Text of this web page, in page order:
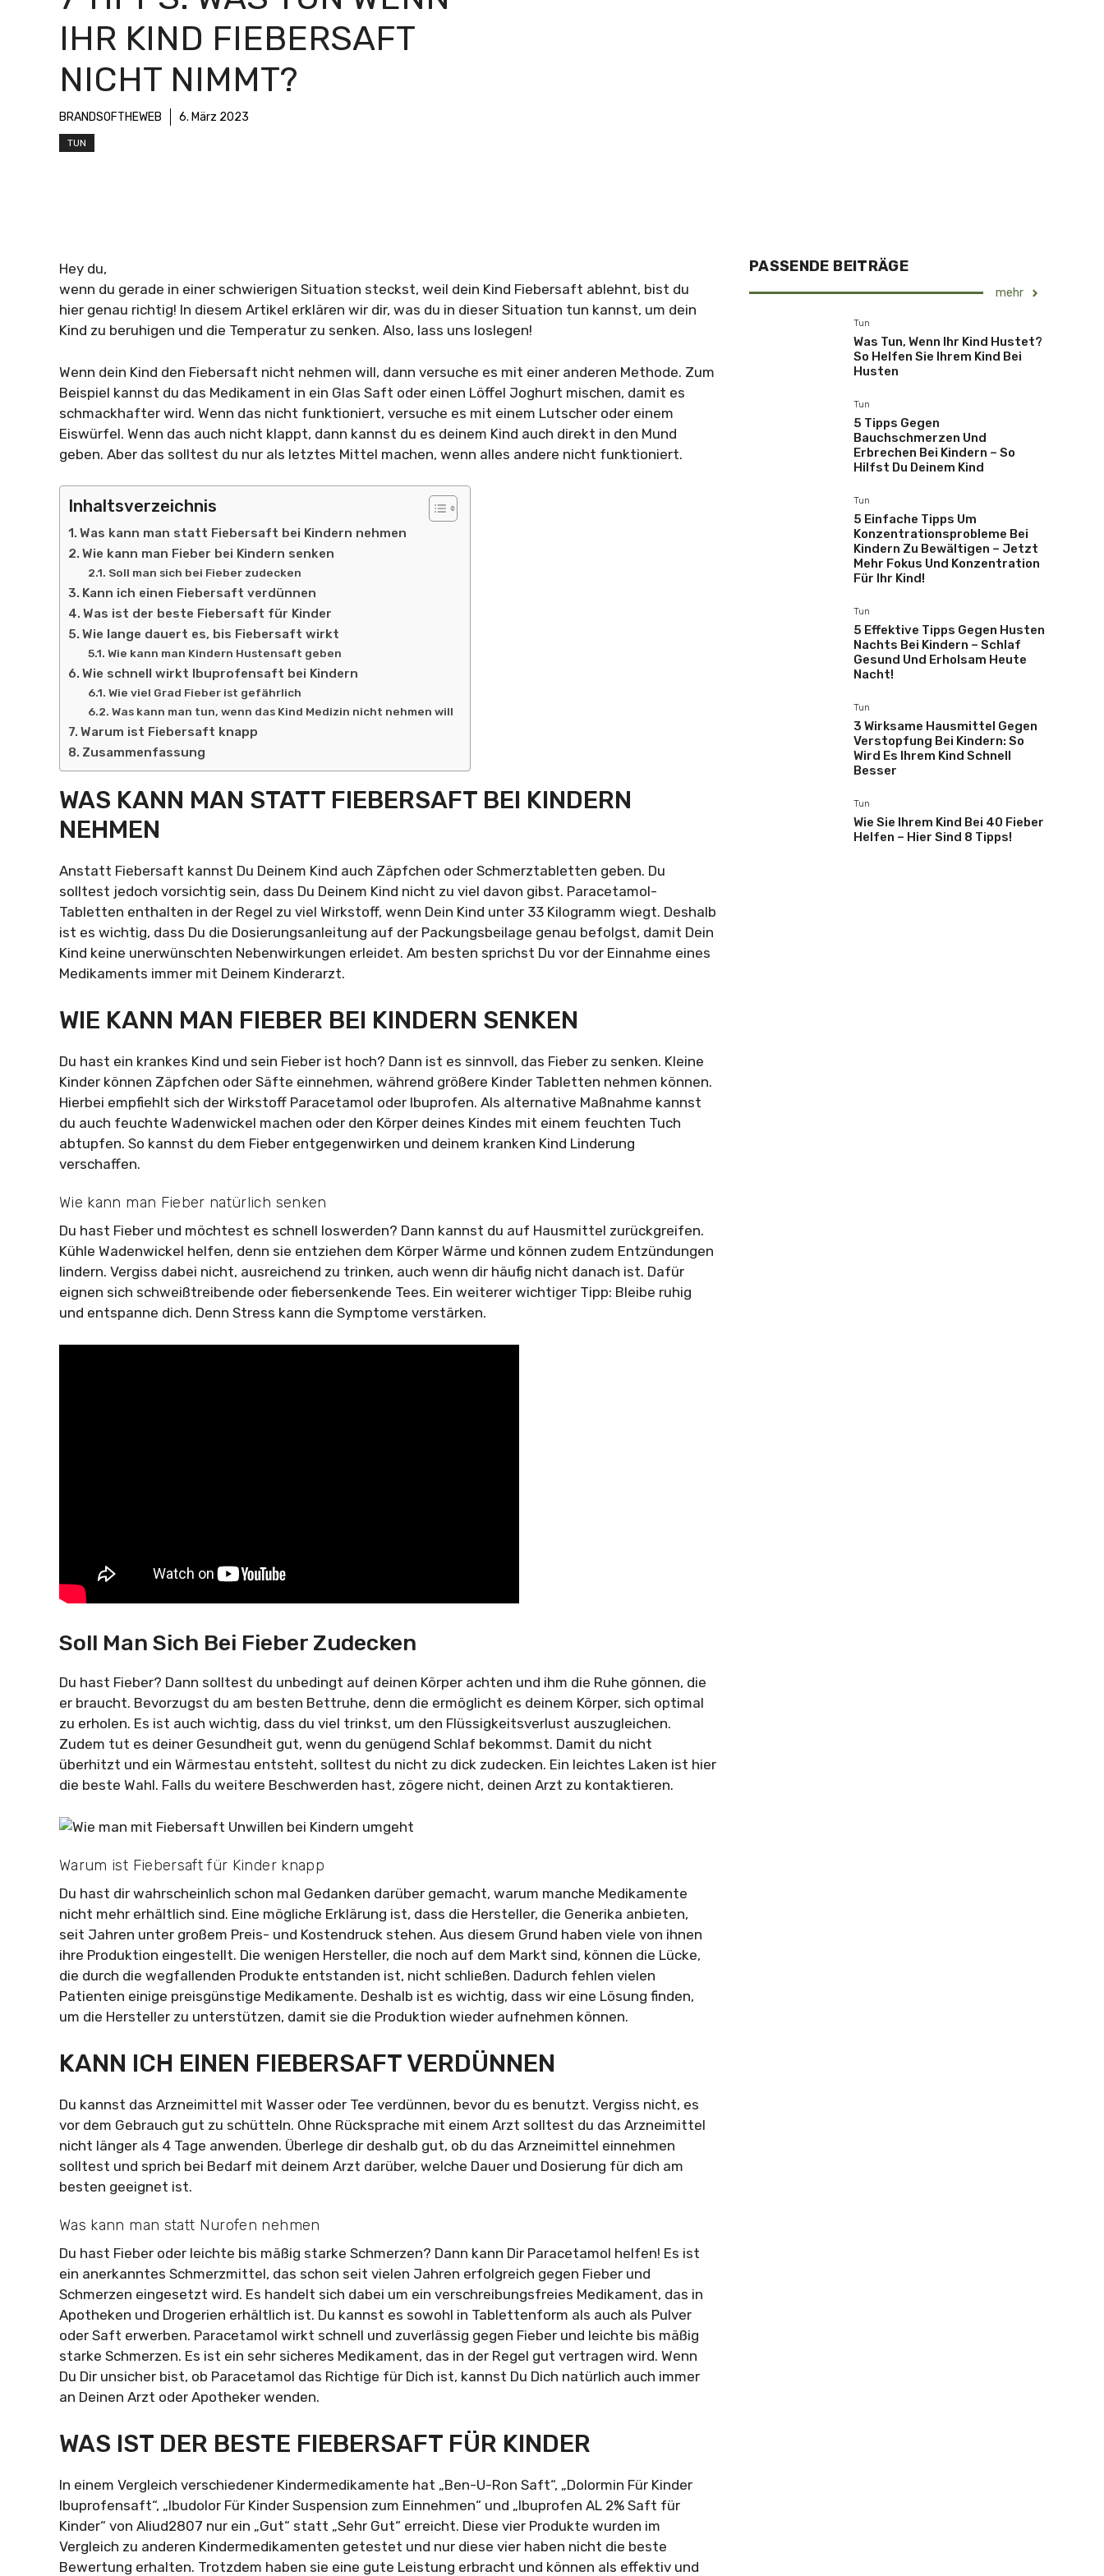
IHR KIND FIEBERSAFT
NICHT NIMMT?
BRANDSOFTHEWEB 6. März 2023
TUN
Hey du,
wenn du gerade in einer schwierigen Situation steckst, weil dein Kind Fiebersaft ablehnt, bist du
hier genau richtig! In diesem Artikel erklären wir dir, was du in dieser Situation tun kannst, um dein
Kind zu beruhigen und die Temperatur zu senken. Also, lass uns loslegen!
Wenn dein Kind den Fiebersaft nicht nehmen will, dann versuche es mit einer anderen Methode. Zum
Beispiel kannst du das Medikament in ein Glas Saft oder einen Löffel Joghurt mischen, damit es
schmackhafter wird. Wenn das nicht funktioniert, versuche es mit einem Lutscher oder einem
Eiswürfel. Wenn das auch nicht klappt, dann kannst du es deinem Kind auch direkt in den Mund
geben. Aber das solltest du nur als letztes Mittel machen, wenn alles andere nicht funktioniert.
Inhaltsverzeichnis
Was kann man statt Fiebersaft bei Kindern nehmen
Wie kann man Fieber bei Kindern senken
Soll man sich bei Fieber zudecken
Kann ich einen Fiebersaft verdünnen
Was ist der beste Fiebersaft für Kinder
Wie lange dauert es, bis Fiebersaft wirkt
Wie kann man Kindern Hustensaft geben
Wie schnell wirkt Ibuprofensaft bei Kindern
Wie viel Grad Fieber ist gefährlich
Was kann man tun, wenn das Kind Medizin nicht nehmen will
Warum ist Fiebersaft knapp
Zusammenfassung
WAS KANN MAN STATT FIEBERSAFT BEI KINDERN
NEHMEN
Anstatt Fiebersaft kannst Du Deinem Kind auch Zäpfchen oder Schmerztabletten geben. Du
solltest jedoch vorsichtig sein, dass Du Deinem Kind nicht zu viel davon gibst. Paracetamol-
Tabletten enthalten in der Regel zu viel Wirkstoff, wenn Dein Kind unter 33 Kilogramm wiegt. Deshalb
ist es wichtig, dass Du die Dosierungsanleitung auf der Packungsbeilage genau befolgst, damit Dein
Kind keine unerwünschten Nebenwirkungen erleidet. Am besten sprichst Du vor der Einnahme eines
Medikaments immer mit Deinem Kinderarzt.
WIE KANN MAN FIEBER BEI KINDERN SENKEN
Du hast ein krankes Kind und sein Fieber ist hoch? Dann ist es sinnvoll, das Fieber zu senken. Kleine
Kinder können Zäpfchen oder Säfte einnehmen, während größere Kinder Tabletten nehmen können.
Hierbei empfiehlt sich der Wirkstoff Paracetamol oder Ibuprofen. Als alternative Maßnahme kannst
du auch feuchte Wadenwickel machen oder den Körper deines Kindes mit einem feuchten Tuch
abtupfen. So kannst du dem Fieber entgegenwirken und deinem kranken Kind Linderung
verschaffen.
Wie kann man Fieber natürlich senken
Du hast Fieber und möchtest es schnell loswerden? Dann kannst du auf Hausmittel zurückgreifen.
Kühle Wadenwickel helfen, denn sie entziehen dem Körper Wärme und können zudem Entzündungen
lindern. Vergiss dabei nicht, ausreichend zu trinken, auch wenn dir häufig nicht danach ist. Dafür
eignen sich schweißtreibende oder fiebersenkende Tees. Ein weiterer wichtiger Tipp: Bleibe ruhig
und entspanne dich. Denn Stress kann die Symptome verstärken.
Soll Man Sich Bei Fieber Zudecken
Du hast Fieber? Dann solltest du unbedingt auf deinen Körper achten und ihm die Ruhe gönnen, die
er braucht. Bevorzugst du am besten Bettruhe, denn die ermöglicht es deinem Körper, sich optimal
zu erholen. Es ist auch wichtig, dass du viel trinkst, um den Flüssigkeitsverlust auszugleichen.
Zudem tut es deiner Gesundheit gut, wenn du genügend Schlaf bekommst. Damit du nicht
überhitzt und ein Wärmestau entsteht, solltest du nicht zu dick zudecken. Ein leichtes Laken ist hier
die beste Wahl. Falls du weitere Beschwerden hast, zögere nicht, deinen Arzt zu kontaktieren.
Warum ist Fiebersaft für Kinder knapp
Du hast dir wahrscheinlich schon mal Gedanken darüber gemacht, warum manche Medikamente
nicht mehr erhältlich sind. Eine mögliche Erklärung ist, dass die Hersteller, die Generika anbieten,
seit Jahren unter großem Preis- und Kostendruck stehen. Aus diesem Grund haben viele von ihnen
ihre Produktion eingestellt. Die wenigen Hersteller, die noch auf dem Markt sind, können die Lücke,
die durch die wegfallenden Produkte entstanden ist, nicht schließen. Dadurch fehlen vielen
Patienten einige preisgünstige Medikamente. Deshalb ist es wichtig, dass wir eine Lösung finden,
um die Hersteller zu unterstützen, damit sie die Produktion wieder aufnehmen können.
KANN ICH EINEN FIEBERSAFT VERDÜNNEN
Du kannst das Arzneimittel mit Wasser oder Tee verdünnen, bevor du es benutzt. Vergiss nicht, es
vor dem Gebrauch gut zu schütteln. Ohne Rücksprache mit einem Arzt solltest du das Arzneimittel
nicht länger als 4 Tage anwenden. Überlege dir deshalb gut, ob du das Arzneimittel einnehmen
solltest und sprich bei Bedarf mit deinem Arzt darüber, welche Dauer und Dosierung für dich am
besten geeignet ist.
Was kann man statt Nurofen nehmen
Du hast Fieber oder leichte bis mäßig starke Schmerzen? Dann kann Dir Paracetamol helfen! Es ist
ein anerkanntes Schmerzmittel, das schon seit vielen Jahren erfolgreich gegen Fieber und
Schmerzen eingesetzt wird. Es handelt sich dabei um ein verschreibungsfreies Medikament, das in
Apotheken und Drogerien erhältlich ist. Du kannst es sowohl in Tablettenform als auch als Pulver
oder Saft erwerben. Paracetamol wirkt schnell und zuverlässig gegen Fieber und leichte bis mäßig
starke Schmerzen. Es ist ein sehr sicheres Medikament, das in der Regel gut vertragen wird. Wenn
Du Dir unsicher bist, ob Paracetamol das Richtige für Dich ist, kannst Du Dich natürlich auch immer
an Deinen Arzt oder Apotheker wenden.
WAS IST DER BESTE FIEBERSAFT FÜR KINDER
In einem Vergleich verschiedener Kindermedikamente hat „Ben-U-Ron Saft“, „Dolormin Für Kinder
Ibuprofensaft“, „Ibudolor Für Kinder Suspension zum Einnehmen“ und „Ibuprofen AL 2% Saft für
Kinder“ von Aliud2807 nur ein „Gut“ statt „Sehr Gut“ erreicht. Diese vier Produkte wurden im
Vergleich zu anderen Kindermedikamenten getestet und nur diese vier haben nicht die beste
Bewertung erhalten. Trotzdem haben sie eine gute Leistung erbracht und können als effektiv und
PASSENDE BEITRÄGE
mehr
Tun
Was Tun, Wenn Ihr Kind Hustet?
So Helfen Sie Ihrem Kind Bei
Husten
Tun
5 Tipps Gegen
Bauchschmerzen Und
Erbrechen Bei Kindern – So
Hilfst Du Deinem Kind
Tun
5 Einfache Tipps Um
Konzentrationsprobleme Bei
Kindern Zu Bewältigen – Jetzt
Mehr Fokus Und Konzentration
Für Ihr Kind!
Tun
5 Effektive Tipps Gegen Husten
Nachts Bei Kindern – Schlaf
Gesund Und Erholsam Heute
Nacht!
Tun
3 Wirksame Hausmittel Gegen
Verstopfung Bei Kindern: So
Wird Es Ihrem Kind Schnell
Besser
Tun
Wie Sie Ihrem Kind Bei 40 Fieber
Helfen – Hier Sind 8 Tipps!